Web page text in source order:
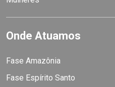
Onde Atuamos
Fase Amazônia
Fase Espírito Santo